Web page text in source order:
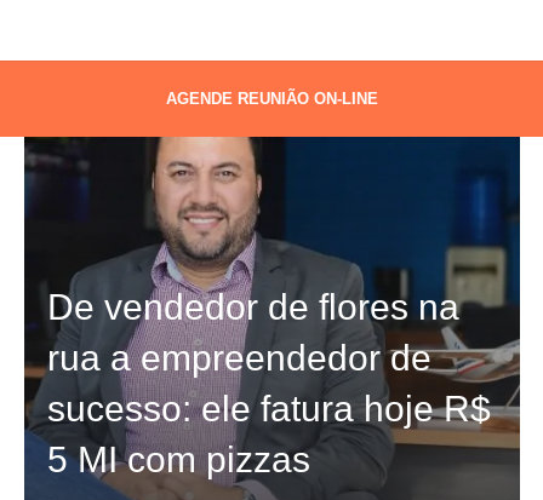
AGENDE REUNIÃO ON-LINE
De vendedor de flores na
rua a empreendedor de
sucesso: ele fatura hoje R$
5 MI com pizzas